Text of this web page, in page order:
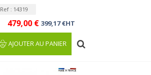
Ref : 14319
479,00 € 399,17 €HT
AJOUTER AU PANIER